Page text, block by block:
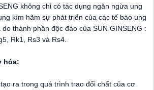
không chỉ có tác dụng ngăn ngừa ung
kìm hãm sự phát triển của các tế bào ung
thành phần độc đáo của SUN GINSENG :
Rk1, Rs3 và Rs4.
hóa:
ra trong quá trình trao đổi chất của cơ